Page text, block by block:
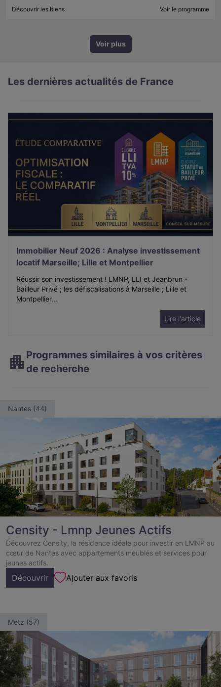
Découvrir les biens Voir le programme
Voir plus
Les dernières actualités de France
Immobilier Neuf 2026 : Analyse investissement
locatif Marseille; Lille et Montpellier
Réussir son investissement ! LMNP, LLI et Jeanbrun -
Bailleur Privé ; les défiscalisations à Marseille ; Lille et
Montpellier...
Lire l'article
Programmes similaires à vos critères
de recherche
Nantes (44)
Censity - Lmnp Jeunes Actifs
Découvrez Censity, la résidence idéale pour investir en LMNP au
cœur de Nantes avec appartements meublés et services pour
jeunes actifs.
Découvrir Ajouter aux favoris
Metz (57)